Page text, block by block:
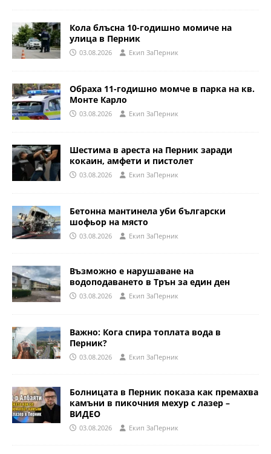
Кола блъсна 10-годишно момиче на
улица в Перник
03.08.2026 Eкип ЗаПерник
Обраха 11-годишно момче в парка на кв.
Монте Карло
03.08.2026 Eкип ЗаПерник
Шестима в ареста на Перник заради
кокаин, амфети и пистолет
03.08.2026 Eкип ЗаПерник
Бетонна мантинела уби български
шофьор на място
03.08.2026 Eкип ЗаПерник
Възможно е нарушаване на
водоподаването в Трън за един ден
03.08.2026 Eкип ЗаПерник
Важно: Кога спира топлата вода в
Перник?
03.08.2026 Eкип ЗаПерник
Болницата в Перник показа как премахва
камъни в пикочния мехур с лазер –
ВИДЕО
03.08.2026 Eкип ЗаПерник